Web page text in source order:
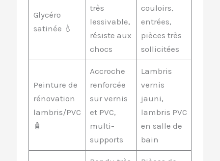
Glycéro
satinée 💧
très
lessivable,
résiste aux
chocs
couloirs,
entrées,
pièces très
sollicitées
Peinture de
rénovation
lambris/PVC
🧴
Accroche
renforcée
sur vernis
et PVC,
multi-
supports
Lambris
vernis
jauni,
lambris PVC
en salle de
bain